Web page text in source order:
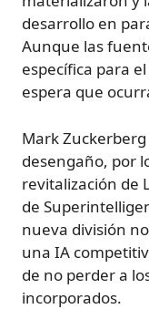
desarrollo en
Aunque las
específica para
espera que
Mark
desengaño, por
revitalización de
de
nueva división
una IA
de no perder a
incorporados.